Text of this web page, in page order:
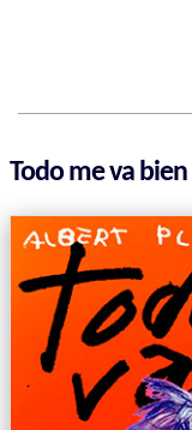
Todo me va bien